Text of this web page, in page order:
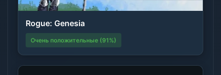
Rogue: Genesia
Очень положительные (91%)